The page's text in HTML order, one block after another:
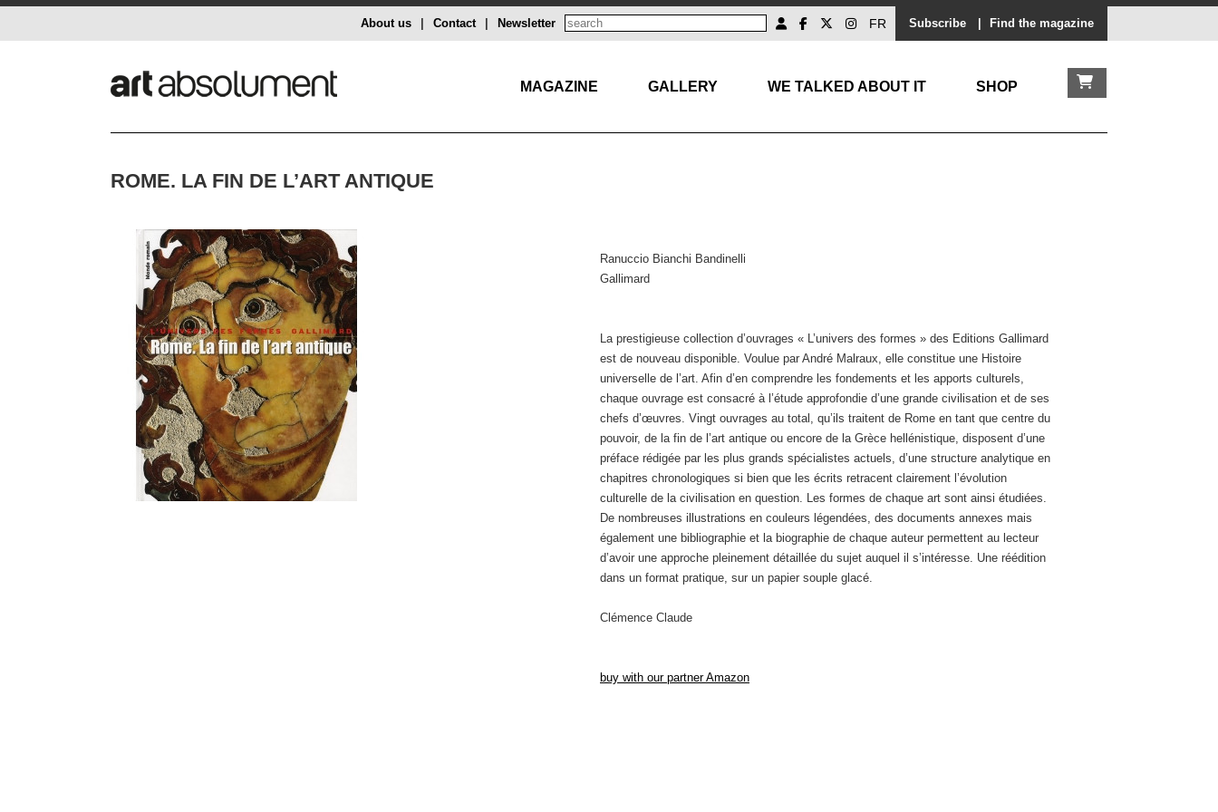
Subscribe Find the magazine
FR
Newsletter
Contact
About us
MAGAZINE GALLERY WE TALKED ABOUT IT SHOP
ROME. LA FIN DE L’ART ANTIQUE
Ranuccio Bianchi Bandinelli
Gallimard
La prestigieuse collection d’ouvrages « L’univers des formes » des Editions Gallimard
est de nouveau disponible. Voulue par André Malraux, elle constitue une Histoire
universelle de l’art. Afin d’en comprendre les fondements et les apports culturels,
chaque ouvrage est consacré à l’étude approfondie d’une grande civilisation et de ses
chefs d’œuvres. Vingt ouvrages au total, qu’ils traitent de Rome en tant que centre du
pouvoir, de la fin de l’art antique ou encore de la Grèce hellénistique, disposent d’une
préface rédigée par les plus grands spécialistes actuels, d’une structure analytique en
chapitres chronologiques si bien que les écrits retracent clairement l’évolution
culturelle de la civilisation en question. Les formes de chaque art sont ainsi étudiées.
De nombreuses illustrations en couleurs légendées, des documents annexes mais
également une bibliographie et la biographie de chaque auteur permettent au lecteur
d’avoir une approche pleinement détaillée du sujet auquel il s’intéresse. Une réédition
dans un format pratique, sur un papier souple glacé.
Clémence Claude
buy with our partner Amazon